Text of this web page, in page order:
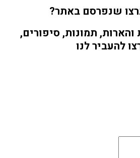
שנפרסם באתר?
תמונות, סיפורים,
להעביר לנו